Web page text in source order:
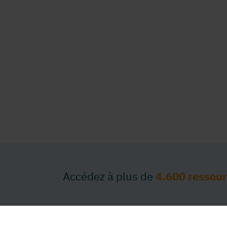
Accédez à plus de 4.600